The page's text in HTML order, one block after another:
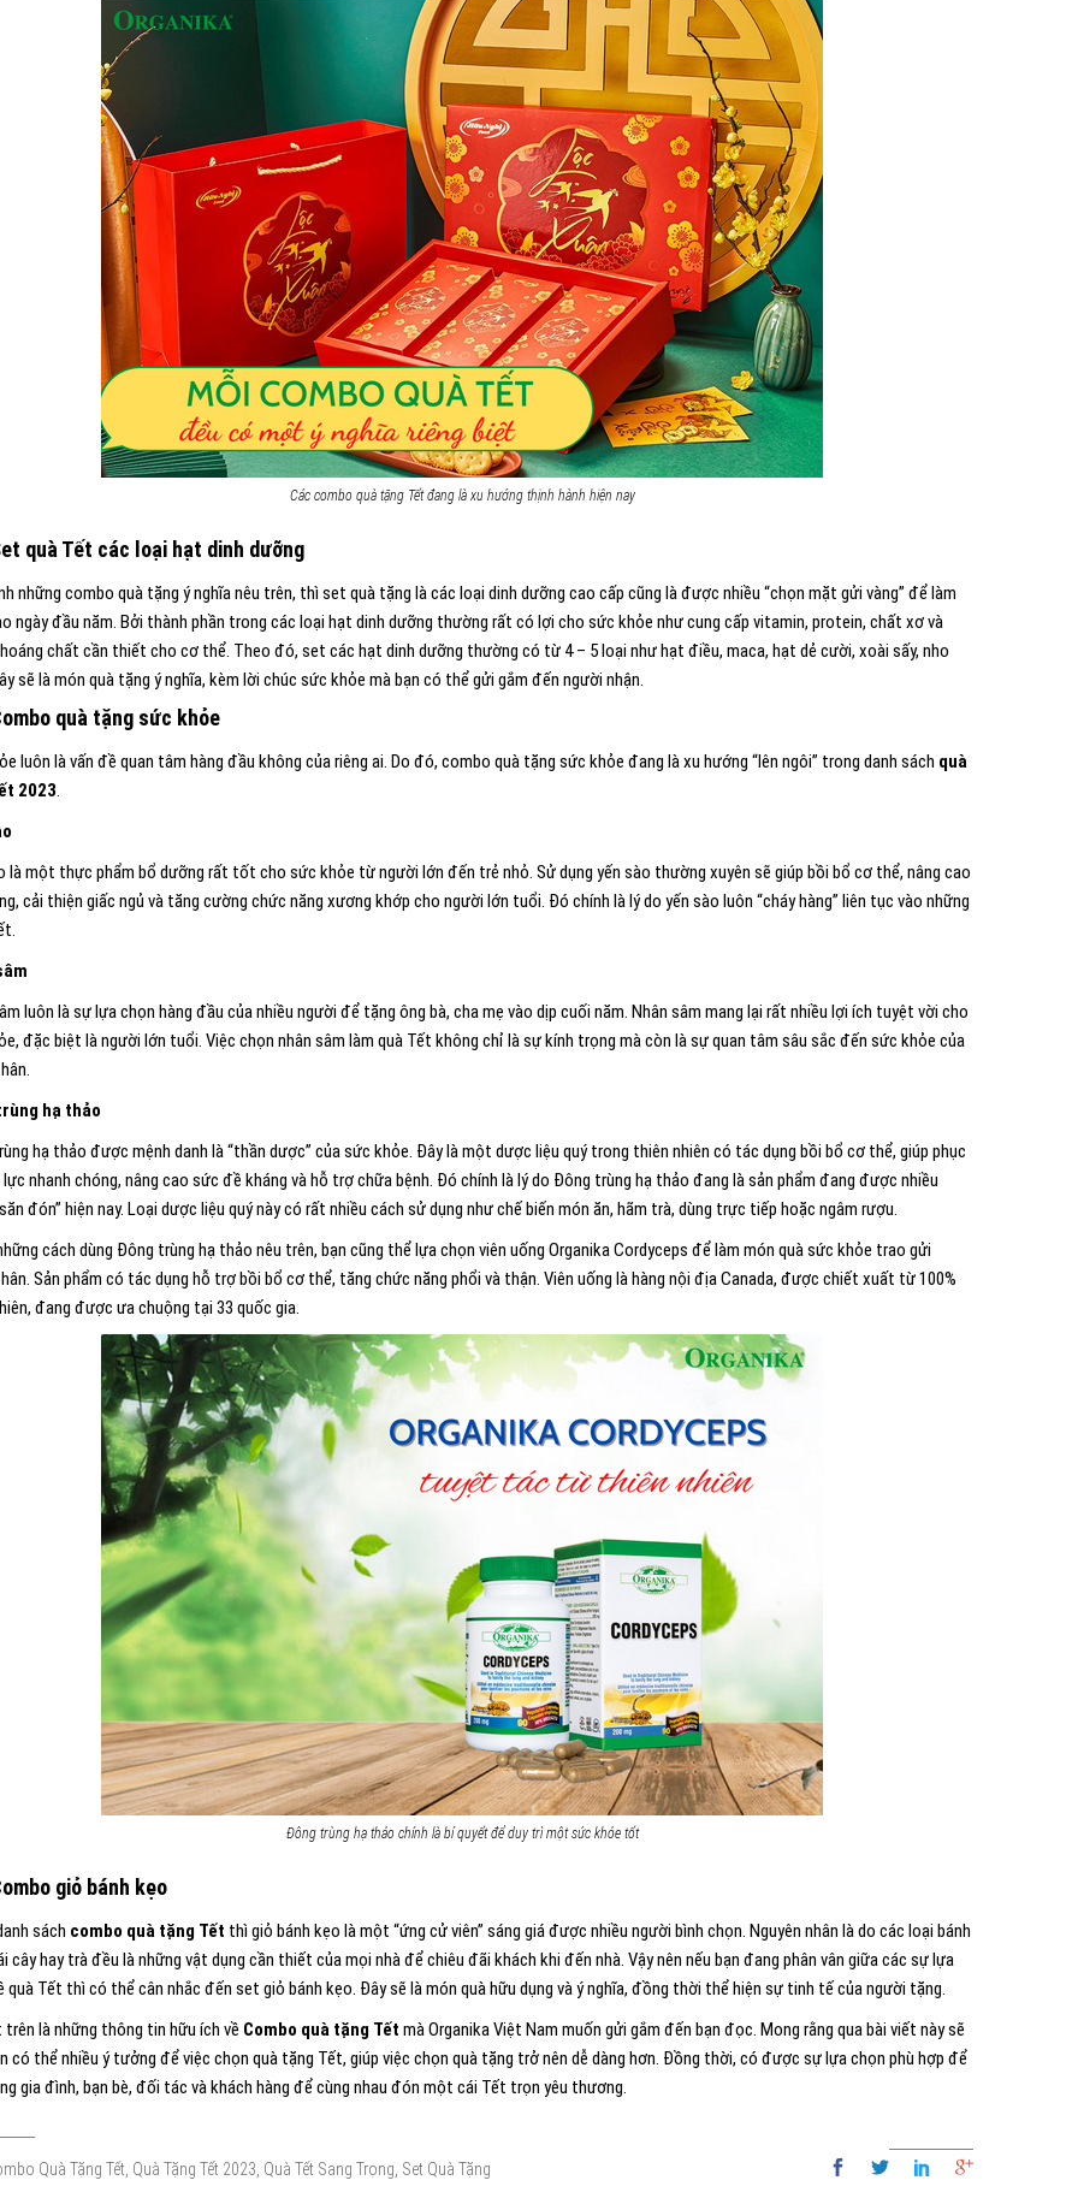
Các combo quà tặng Tết đang là xu hướng thịnh hành hiện nay
quà Tết các loại hạt dinh dưỡng
những combo quà tặng ý nghĩa nêu trên, thì set quà tặng là các loại dinh dưỡng cao cấp cũng là được nhiều “chọn mặt gửi vàng” để làm
ngày đầu năm. Bởi thành phần trong các loại hạt dinh dưỡng thường rất có lợi cho sức khỏe như cung cấp vitamin, protein, chất xơ và
chất cần thiết cho cơ thể. Theo đó, set các hạt dinh dưỡng thường có từ 4 – 5 loại như hạt điều, maca, hạt dẻ cười, xoài sấy, nho
sẽ là món quà tặng ý nghĩa, kèm lời chúc sức khỏe mà bạn có thể gửi gắm đến người nhận.
quà tặng sức khỏe
luôn là vấn đề quan tâm hàng đầu không của riêng ai. Do đó, combo quà tặng sức khỏe đang là xu hướng “lên ngôi” trong danh sách quà
2023.
là một thực phẩm bổ dưỡng rất tốt cho sức khỏe từ người lớn đến trẻ nhỏ. Sử dụng yến sào thường xuyên sẽ giúp bồi bổ cơ thể, nâng cao
cải thiện giấc ngủ và tăng cường chức năng xương khớp cho người lớn tuổi. Đó chính là lý do yến sào luôn “cháy hàng” liên tục vào những
luôn là sự lựa chọn hàng đầu của nhiều người để tặng ông bà, cha mẹ vào dịp cuối năm. Nhân sâm mang lại rất nhiều lợi ích tuyệt vời cho
đặc biệt là người lớn tuổi. Việc chọn nhân sâm làm quà Tết không chỉ là sự kính trọng mà còn là sự quan tâm sâu sắc đến sức khỏe của
hạ thảo
hạ thảo được mệnh danh là “thần dược” của sức khỏe. Đây là một dược liệu quý trong thiên nhiên có tác dụng bồi bổ cơ thể, giúp phục
nhanh chóng, nâng cao sức đề kháng và hỗ trợ chữa bệnh. Đó chính là lý do Đông trùng hạ thảo đang là sản phẩm đang được nhiều
đón” hiện nay. Loại dược liệu quý này có rất nhiều cách sử dụng như chế biến món ăn, hãm trà, dùng trực tiếp hoặc ngâm rượu.
cách dùng Đông trùng hạ thảo nêu trên, bạn cũng thể lựa chọn viên uống Organika Cordyceps để làm món quà sức khỏe trao gửi
Sản phẩm có tác dụng hỗ trợ bồi bổ cơ thể, tăng chức năng phổi và thận. Viên uống là hàng nội địa Canada, được chiết xuất từ 100%
đang được ưa chuộng tại 33 quốc gia.
Đông trùng hạ thảo chính là bí quyết để duy trì một sức khỏe tốt
giỏ bánh kẹo
sách combo quà tặng Tết thì giỏ bánh kẹo là một “ứng cử viên” sáng giá được nhiều người bình chọn. Nguyên nhân là do các loại bánh
cây hay trà đều là những vật dụng cần thiết của mọi nhà để chiêu đãi khách khi đến nhà. Vậy nên nếu bạn đang phân vân giữa các sự lựa
quà Tết thì có thể cân nhắc đến set giỏ bánh kẹo. Đây sẽ là món quà hữu dụng và ý nghĩa, đồng thời thể hiện sự tinh tế của người tặng.
trên là những thông tin hữu ích về Combo quà tặng Tết mà Organika Việt Nam muốn gửi gắm đến bạn đọc. Mong rằng qua bài viết này sẽ
có thể nhiều ý tưởng để việc chọn quà tặng Tết, giúp việc chọn quà tặng trở nên dễ dàng hơn. Đồng thời, có được sự lựa chọn phù hợp để
gia đình, bạn bè, đối tác và khách hàng để cùng nhau đón một cái Tết trọn yêu thương.
Quà Tặng Tết, Quà Tặng Tết 2023, Quà Tết Sang Trọng, Set Quà Tặng